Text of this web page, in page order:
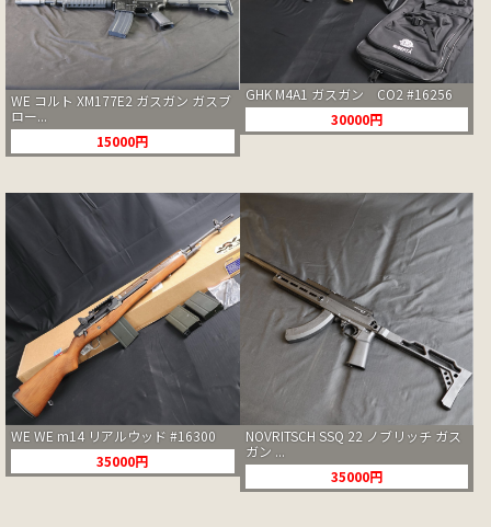
WE コルト XM177E2 ガスガン ガスブ
ロー...
15000円
GHK M4A1 ガスガン CO2 #16256
30000円
WE WE m14 リアルウッド #16300
35000円
NOVRITSCH SSQ 22 ノブリッチ ガス
ガン ...
35000円